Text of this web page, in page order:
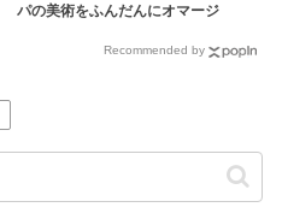
パの美術をふんだんにオマージ
セプトのトリコになるファン続々
Recommended by